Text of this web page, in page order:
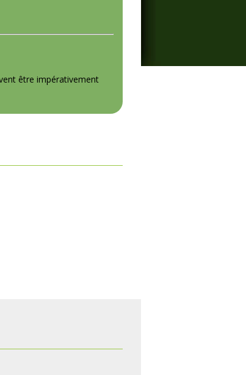
être impérativement